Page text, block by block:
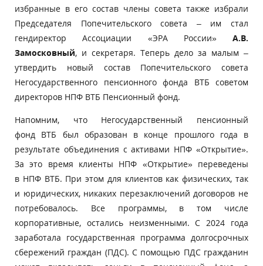
избранные в его состав члены совета также избрали
Председателя Попечительского совета – им стал
гендиректор Ассоциации «ЭРА России» А.В.
Замосковный, и секретаря. Теперь дело за малым –
утвердить новый состав Попечительского совета
Негосударственного пенсионного фонда ВТБ советом
директоров НПФ ВТБ Пенсионный фонд.
Напомним, что Негосударственный пенсионный
фонд ВТБ был образован в конце прошлого года в
результате объединения с активами НПФ «Открытие».
За это время клиенты НПФ «Открытие» переведены
в НПФ ВТБ. При этом для клиентов как физических, так
и юридических, никаких перезаключений договоров не
потребовалось. Все программы, в том числе
корпоративные, остались неизменными. С 2024 года
заработала государственная программа долгосрочных
сбережений граждан (ПДС). С помощью ПДС гражданин